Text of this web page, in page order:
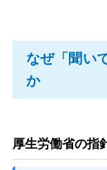
なぜ「聞い
か
厚生労働省の指